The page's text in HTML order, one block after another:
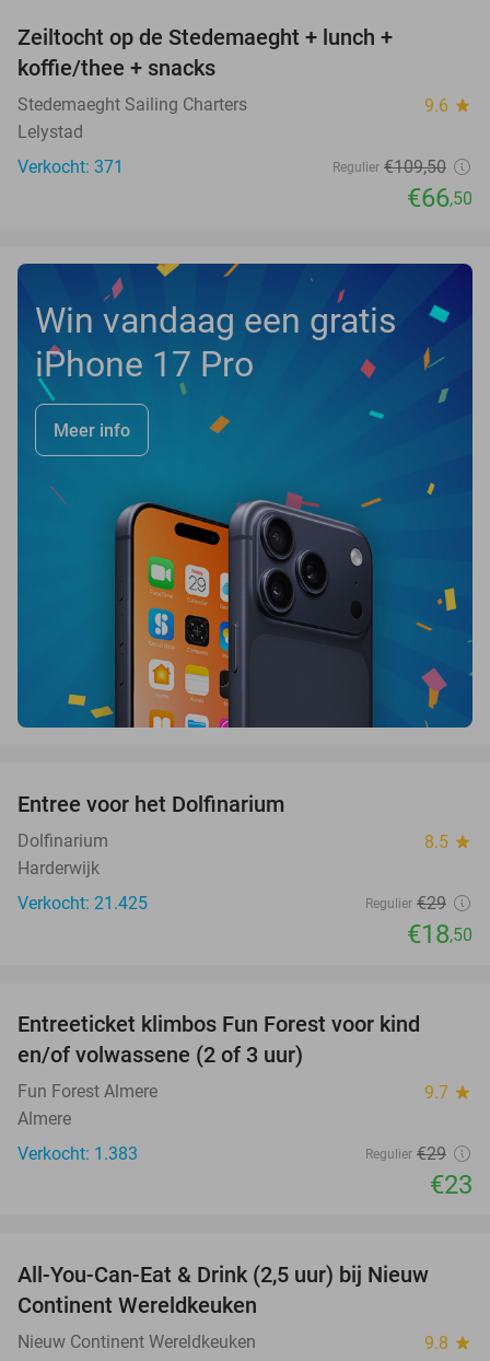
Zeiltocht op de Stedemaeght + lunch +
koffie/thee + snacks
Stedemaeght Sailing Charters 9.6 star
Lelystad
Verkocht: 371
Regulier €109,50
€66,50
Win vandaag een gratis
iPhone 17 Pro
Meer info
Entree voor het Dolfinarium
Dolfinarium 8.5 star
Harderwijk
Verkocht: 21.425
Regulier €29
€18,50
Entreeticket klimbos Fun Forest voor kind
en/of volwassene (2 of 3 uur)
Fun Forest Almere 9.7 star
Almere
Verkocht: 1.383
Regulier €29
€23
24%
All-You-Can-Eat & Drink (2,5 uur) bij Nieuw
Continent Wereldkeuken
Nieuw Continent Wereldkeuken 9.8 star